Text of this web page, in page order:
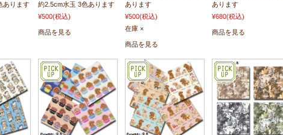
あります
約2.5cm水玉 3色あります
¥500(税込)
商品を見る
あります
¥500(税込)
在庫 ×
商品を見る
あります
¥680(税込)
商品を見る